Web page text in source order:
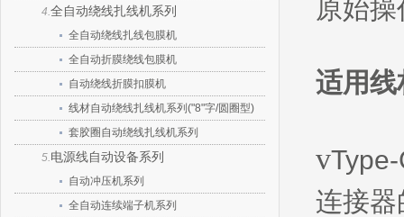
4.全自动绕线扎线机系列
全自动绕线扎线包膜机
全自动折膜绕线包膜机
自动绕线折膜扣膜机
线材自动绕线扎线机系列("8"字/圆圈型)
套胶圈自动绕线扎线机系列
5.电源线自动设备系列
自动冲压机系列
全自动连续端子机系列
原始
适用线
v
连接器